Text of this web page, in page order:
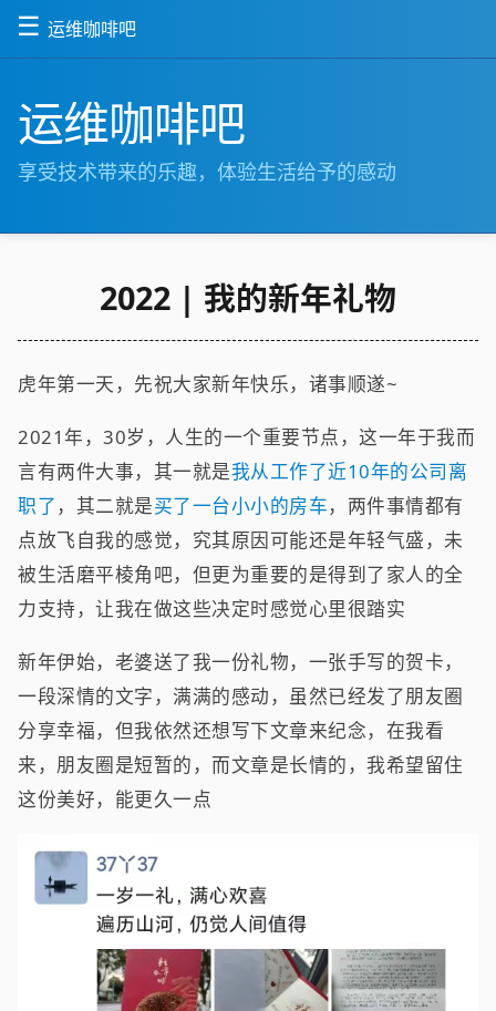
☰ 运维咖啡吧
运维咖啡吧
享受技术带来的乐趣，体验生活给予的感动
2022 | 我的新年礼物
虎年第一天，先祝大家新年快乐，诸事顺遂~
2021年，30岁，人生的一个重要节点，这一年于我而
言有两件大事，其一就是我从工作了近10年的公司离
职了 ，其二就是买了一台小小的房车，两件事情都有
点放飞自我的感觉，究其原因可能还是年轻气盛，未
被生活磨平棱角吧，但更为重要的是得到了家人的全
力支持，让我在做这些决定时感觉心里很踏实
新年伊始，老婆送了我一份礼物，一张手写的贺卡，
一段深情的文字，满满的感动，虽然已经发了朋友圈
分享幸福，但我依然还想写下文章来纪念，在我看
来，朋友圈是短暂的，而文章是长情的，我希望留住
这份美好，能更久一点